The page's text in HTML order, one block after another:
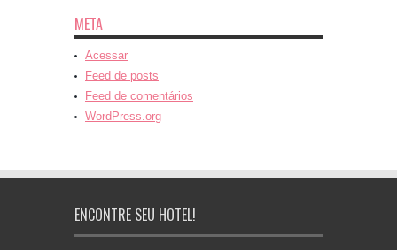
META
Acessar
Feed de posts
Feed de comentários
WordPress.org
ENCONTRE SEU HOTEL!